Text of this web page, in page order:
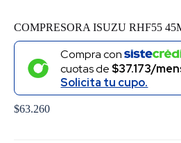
COMPRESORA ISUZU RHF55
Compra con
cuotas de $37.173/
Solicita tu cupo.
$63.260